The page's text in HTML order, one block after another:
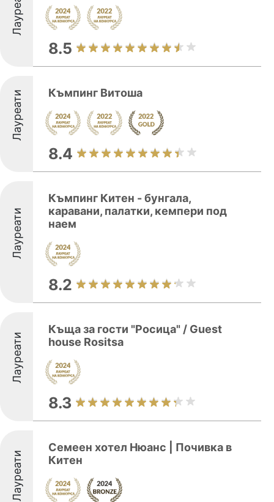
8.5
Лауреати Къмпинг Витоша
8.4
Лауреати
Къмпинг Китен - бунгала,
каравани, палатки, кемпери под
наем
8.2
Лауреати
Къща за гости "Росица" / Guest
house Rositsa
8.3
Лауреати
Семеен хотел Нюанс | Почивка в
Китен